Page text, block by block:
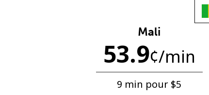
Mali
53.9¢/min
9 min pour ⁦$5⁩